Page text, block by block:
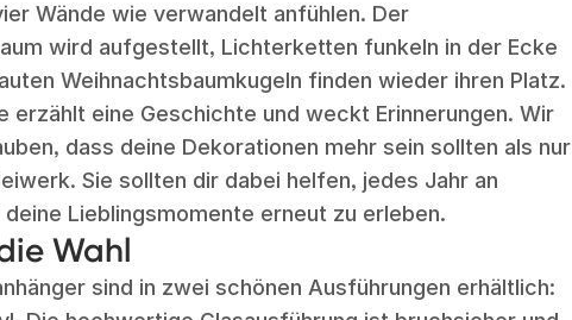
Wände wie verwandelt anfühlen. Der
wird aufgestellt, Lichterketten funkeln in der Ecke
Weihnachtsbaumkugeln finden wieder ihren Platz.
erzählt eine Geschichte und weckt Erinnerungen. Wir
dass deine Dekorationen mehr sein sollten als nur
Sie sollten dir dabei helfen, jedes Jahr an
deine Lieblingsmomente erneut zu erleben.
Wahl
sind in zwei schönen Ausführungen erhältlich: